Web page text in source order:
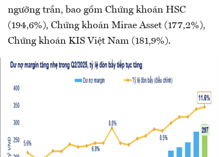
ngưỡng trần, bao gồm Chứng khoán HSC
(194,6%), Chứng khoán Mirae Asset (177,2%),
Chứng khoán KIS Việt Nam (181,9%).